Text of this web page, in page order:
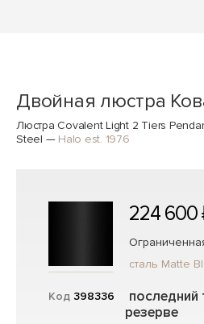
Двойная люстра
Люстра Covalent Light 2 Tiers
Steel — Halo est. 1976
Код 398336
224 600
сталь Matte
последний
резерве